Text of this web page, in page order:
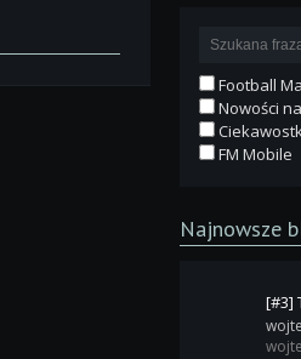
Football
Nowości
FM Mobile
Najnowsze
[#3]